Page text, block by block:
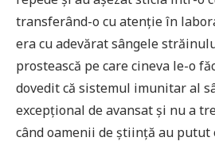
transferând-o cu atenție în
era cu adevărat sângele
prostească pe care cineva le-o
dovedit că sistemul imunitar al
excepțional de avansat și nu a
când oamenii de știință au